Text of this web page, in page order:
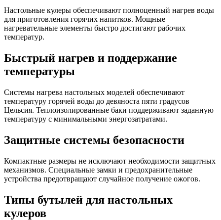
Настольные кулеры обеспечивают полноценный нагрев воды
для приготовления горячих напитков. Мощные
нагревательные элементы быстро достигают рабочих
температур.
Быстрый нагрев и поддержание
температуры
Системы нагрева настольных моделей обеспечивают
температуру горячей воды до девяноста пяти градусов
Цельсия. Теплоизолированные баки поддерживают заданную
температуру с минимальными энергозатратами.
Защитные системы безопасности
Компактные размеры не исключают необходимости защитных
механизмов. Специальные замки и предохранительные
устройства предотвращают случайное получение ожогов.
Типы бутылей для настольных
кулеров